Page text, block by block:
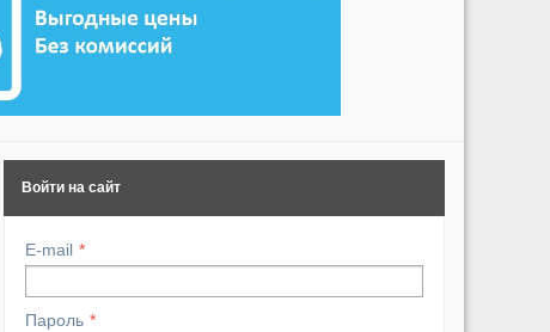
Войти на сайт
E-mail
Пароль